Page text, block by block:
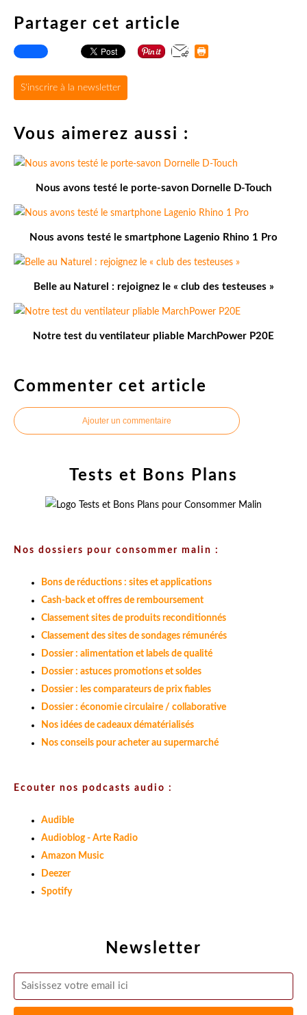
Partager cet article
S'inscrire à la newsletter
Vous aimerez aussi :
Nous avons testé le porte-savon Dornelle D-Touch
Nous avons testé le smartphone Lagenio Rhino 1 Pro
Belle au Naturel : rejoignez le « club des testeuses »
Notre test du ventilateur pliable MarchPower P20E
Commenter cet article
Ajouter un commentaire
Newsletter
Tests et Bons Plans
Nos dossiers pour consommer malin :
Bons de réductions : sites et applications
Cash-back et offres de remboursement
Classement sites de produits reconditionnés
Classement des sites de sondages rémunérés
Dossier : alimentation et labels de qualité
Dossier : astuces promotions et soldes
Dossier : les comparateurs de prix fiables
Dossier : économie circulaire / collaborative
Nos idées de cadeaux dématérialisés
Nos conseils pour acheter au supermarché
Ecouter nos podcasts audio :
Audible
Audioblog - Arte Radio
Amazon Music
Deezer
Spotify